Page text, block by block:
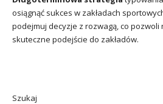
osiągnąć sukces w zakładach
podejmuj decyzje z rozwagą, co
skuteczne podejście do zakładów.
Szukaj